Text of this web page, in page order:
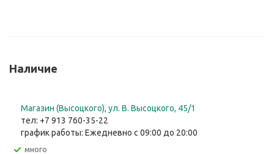
Наличие
Магазин (Высоцкого), ул. ​В. Высоцкого, 45/1
тел: +7 913 760-35-22
график работы: Ежедневно с 09:00 до 20:00
Много